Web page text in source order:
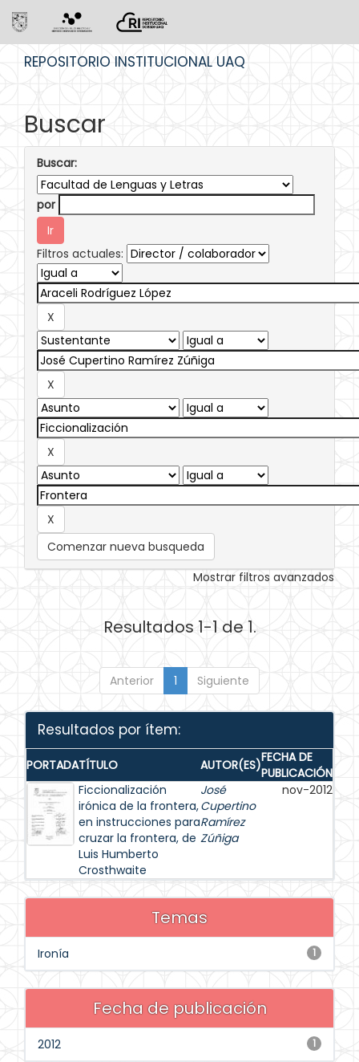
REPOSITORIO INSTITUCIONAL UAQ
Buscar
Buscar:
por
Filtros actuales:
Comenzar nueva busqueda
Mostrar filtros avanzados
Resultados 1-1 de 1.
Anterior 1 Siguiente
Resultados por ítem:
PORTADATÍTULO AUTOR(ES)FECHA DE
PUBLICACIÓN
Ficcionalización
irónica de la frontera,
en instrucciones para
cruzar la frontera, de
Luis Humberto
Crosthwaite
José
Cupertino
Ramírez
Zúñiga
nov-2012
Temas
1
Ironía
Fecha de publicación
1
2012